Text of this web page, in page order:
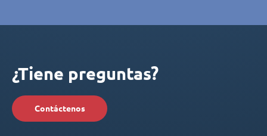
¿Tiene preguntas?
Contáctenos